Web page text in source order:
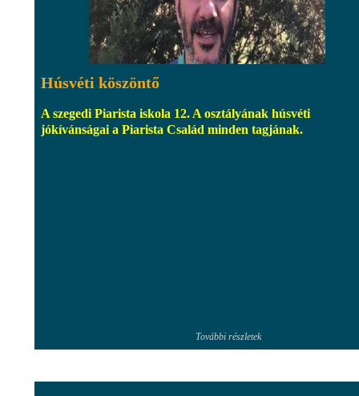
Húsvéti köszöntő
A szegedi Piarista iskola 12. A osztályának húsvéti
jókívánságai a Piarista Család minden tagjának.
További részletek